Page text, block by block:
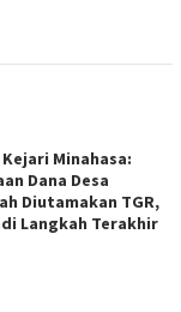
Minahasa:
Dana Desa
Diutamakan TGR,
Langkah Terakhir